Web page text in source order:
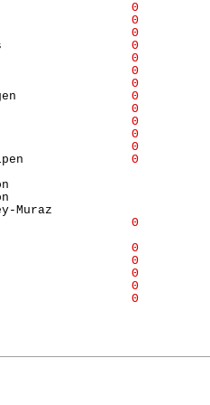
Θ
La Corbaz
Θ
Plan du Bois
Θ
des Planches
Θ
Col du Lein
Θ
Finhaut
Θ
de Plamont
Θ
Albligen
Θ
Tarasp
Θ
Ftan Θ
Θ
Stäfa
Θ
Voralpen
Θ
Ville
sur-Ollon
sur-Ollon
Muraz
Monthey
Θ
Bretaye
Bretaye
Θ
Givrine Nord
Θ
Combe Grasse
Θ
Jorat Θ
Blauen
Θ
Obergoms